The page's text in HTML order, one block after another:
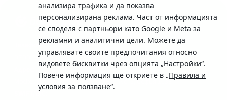
анализира трафика и да показва
персонализирана реклама. Част от информацията
се споделя с партньори като Google и Meta за
рекламни и аналитични цели. Можете да
управлявате своите предпочитания относно
видовете бисквитки чрез опцията „Настройки“.
Повече информация ще откриете в „Правила и
условия за ползване“.
Телефон:
0700 10 375 / *2375
Московска No.19 / ул. Г. Бенковски No. 5, София 1036
SWIFT/BIC: